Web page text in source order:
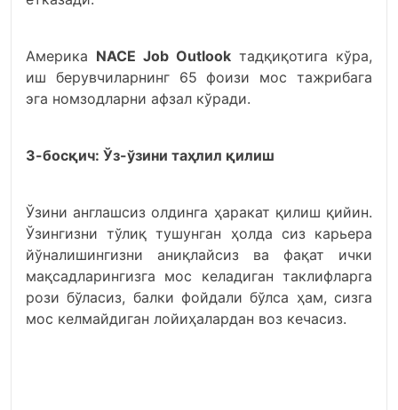
Америка NACE Job Outlook тадқиқотига кўра,
иш берувчиларнинг 65 фоизи мос тажрибага
эга номзодларни афзал кўради.
3-босқич: Ўз-ўзини таҳлил қилиш
Ўзини англашсиз олдинга ҳаракат қилиш қийин.
Ўзингизни тўлиқ тушунган ҳолда сиз карьера
йўналишингизни аниқлайсиз ва фақат ички
мақсадларингизга мос келадиган таклифларга
рози бўласиз, балки фойдали бўлса ҳам, сизга
мос келмайдиган лойиҳалардан воз кечасиз.